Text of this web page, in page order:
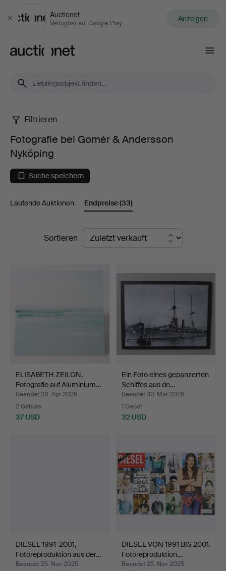
Schließen
Auctionet
Verfügbar auf Google Play Anzeigen
Fotografie
bei
Gomér
Nyköping
Filtrieren
Fotografie bei Gomér & Andersson
Nyköping
Suche speichern
Laufende Auktionen Endpreise(33)
EndpreiseSortieren
ELISABETH ZEILON.
Fotografie auf Aluminium…
Beendet 28. Apr 2026
2 Gebote
37 USD
Ein Foto eines gepanzerten
Schiffes aus de…
Beendet 30. Mär 2026
1 Gebot
32 USD
DIESEL 1991-2001,
Fotoreproduktion aus der…
Beendet 25. Nov 2025
DIESEL VON 1991 BIS 2001.
Fotoreproduktion…
Beendet 25. Nov 2025